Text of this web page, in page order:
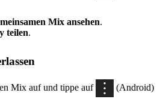
Mix ansehen.
teilen.
Mix auf und tippe auf
(Android)